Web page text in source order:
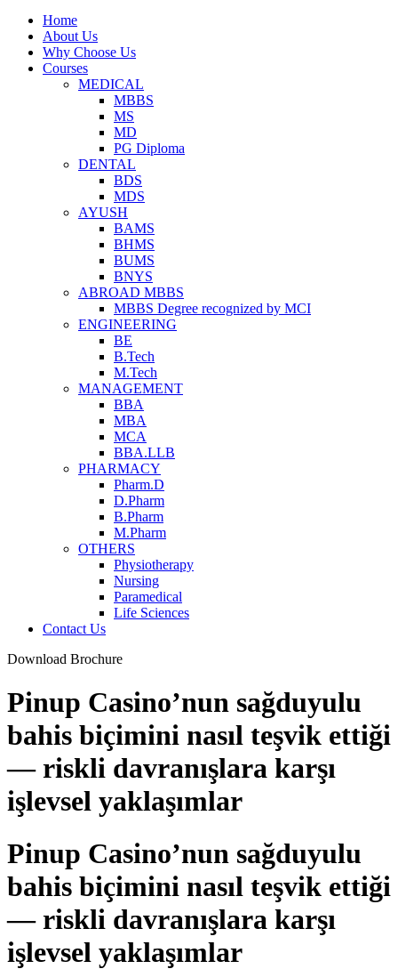
Home
About Us
Why Choose Us
Courses
MEDICAL
MBBS
MS
MD
PG Diploma
DENTAL
BDS
MDS
AYUSH
BAMS
BHMS
BUMS
BNYS
ABROAD MBBS
MBBS Degree recognized by MCI
ENGINEERING
BE
B.Tech
M.Tech
MANAGEMENT
BBA
MBA
MCA
BBA.LLB
PHARMACY
Pharm.D
D.Pharm
B.Pharm
M.Pharm
OTHERS
Physiotherapy
Nursing
Paramedical
Life Sciences
Contact Us
Download Brochure
Pinup Casino’nun sağduyulu
bahis biçimini nasıl teşvik ettiği
— riskli davranışlara karşı
işlevsel yaklaşımlar
Pinup Casino’nun sağduyulu
bahis biçimini nasıl teşvik ettiği
— riskli davranışlara karşı
işlevsel yaklaşımlar